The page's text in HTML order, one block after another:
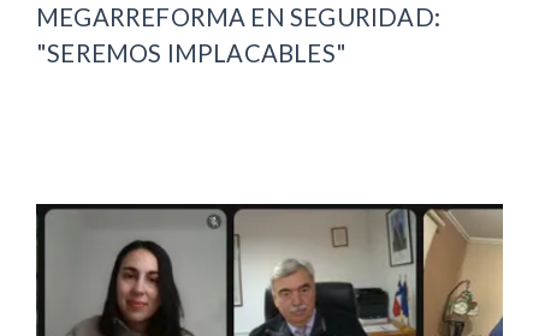
MEGARREFORMA EN SEGURIDAD:
"SEREMOS IMPLACABLES"